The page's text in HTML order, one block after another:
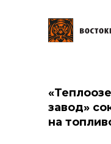
Закупки
общая
завод»
на